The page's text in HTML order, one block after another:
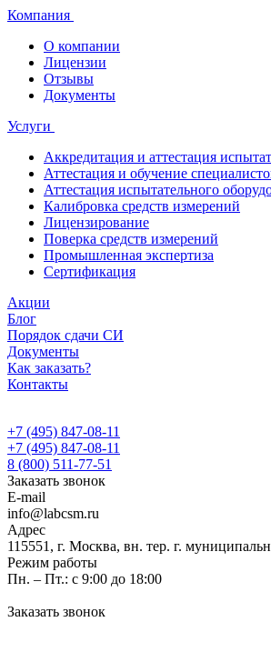
Компания
О компании
Лицензии
Отзывы
Документы
Услуги
Аккредитация и аттестация
Аттестация и обучение
Аттестация испытательного
Калибровка средств измерений
Лицензирование
Поверка средств измерений
Промышленная экспертиза
Сертификация
Акции
Блог
Порядок сдачи СИ
Документы
Как заказать?
Контакты
+7 (495) 847-08-11
+7 (495) 847-08-11
8 (800) 511-77-51
Заказать звонок
E-mail
info@labcsm.ru
Адрес
115551, г. Москва, вн. тер. г.
Режим работы
Пн. – Пт.: с 9:00 до 18:00
Заказать звонок